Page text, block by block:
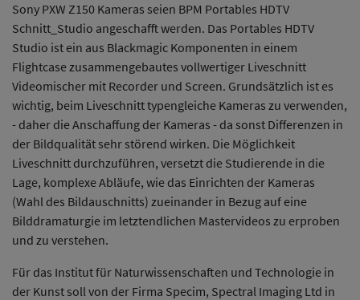
Sony PXW Z150 Kameras seien BPM Portables HDTV
Schnitt_Studio angeschafft werden. Das Portables HDTV
Studio ist ein aus Blackmagic Komponenten in einem
Flightcase zusammengebautes vollwertiger Liveschnitt
Videomischer mit Recorder und Screen. Grundsätzlich ist es
wichtig, beim Liveschnitt typengleiche Kameras zu verwenden,
- daher die Anschaffung der Kameras - da sonst Differenzen in
der Bildqualität sehr störend wirken. Die Möglichkeit
Liveschnitt durchzuführen, versetzt die Studierende in die
Lage, komplexe Abläufe, wie das Einrichten der Kameras
(Wahl des Bildauschnitts) zueinander in Bezug auf eine
Bilddramaturgie im letztendlichen Mastervideos zu erproben
und zu verstehen.
Für das Institut für Naturwissenschaften und Technologie in
der Kunst soll von der Firma Specim, Spectral Imaging Ltd in